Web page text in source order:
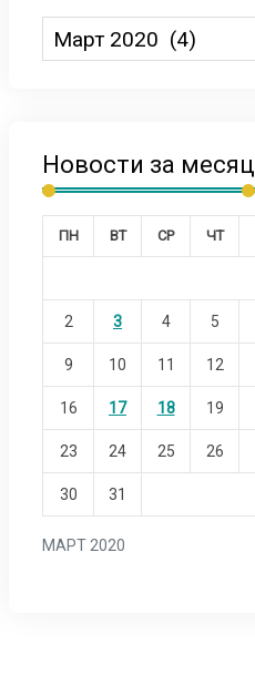
Новости за месяц
МАРТ 2020
ПН ВТ СР ЧТ
2 3 4 5
9 10 11 12
16 17 18 19
23 24 25 26
30 31